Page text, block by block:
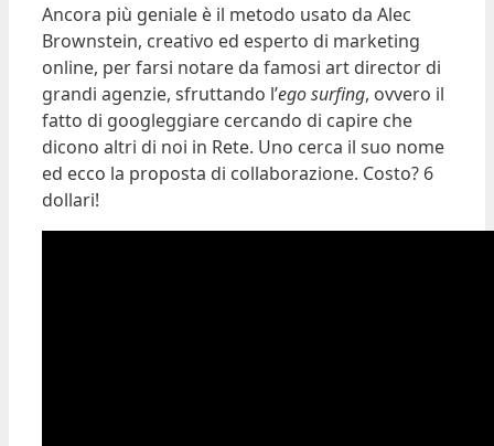
Ancora più geniale è il metodo usato da Alec
Brownstein, creativo ed esperto di marketing
online, per farsi notare da famosi art director di
grandi agenzie, sfruttando l’ego surfing, ovvero il
fatto di googleggiare cercando di capire che
dicono altri di noi in Rete. Uno cerca il suo nome
ed ecco la proposta di collaborazione. Costo? 6
dollari!